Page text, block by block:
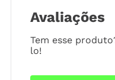
Avaliações
Tem esse
lo!